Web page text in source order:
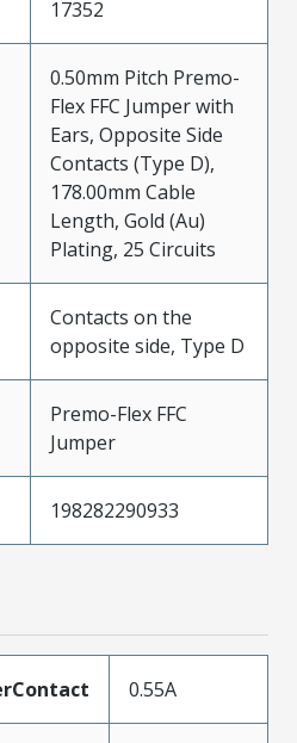
17352
0.50mm Pitch Premo-
Flex FFC Jumper with
Ears, Opposite Side
Contacts (Type D),
178.00mm Cable
Length, Gold (Au)
Plating, 25 Circuits
Contacts on the
opposite side, Type D
Premo-Flex FFC
Jumper
198282290933
0.55A